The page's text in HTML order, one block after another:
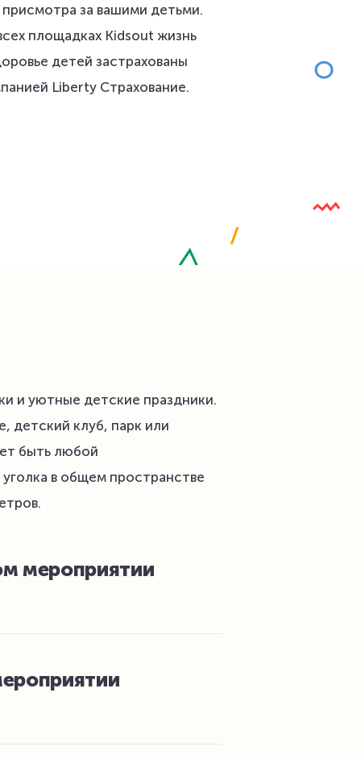
за вашими детьми.
площадках Kidsout жизнь
детей застрахованы
Liberty Страхование.
и уютные детские праздники.
детский клуб, парк или
быть любой
в общем пространстве
мероприятии